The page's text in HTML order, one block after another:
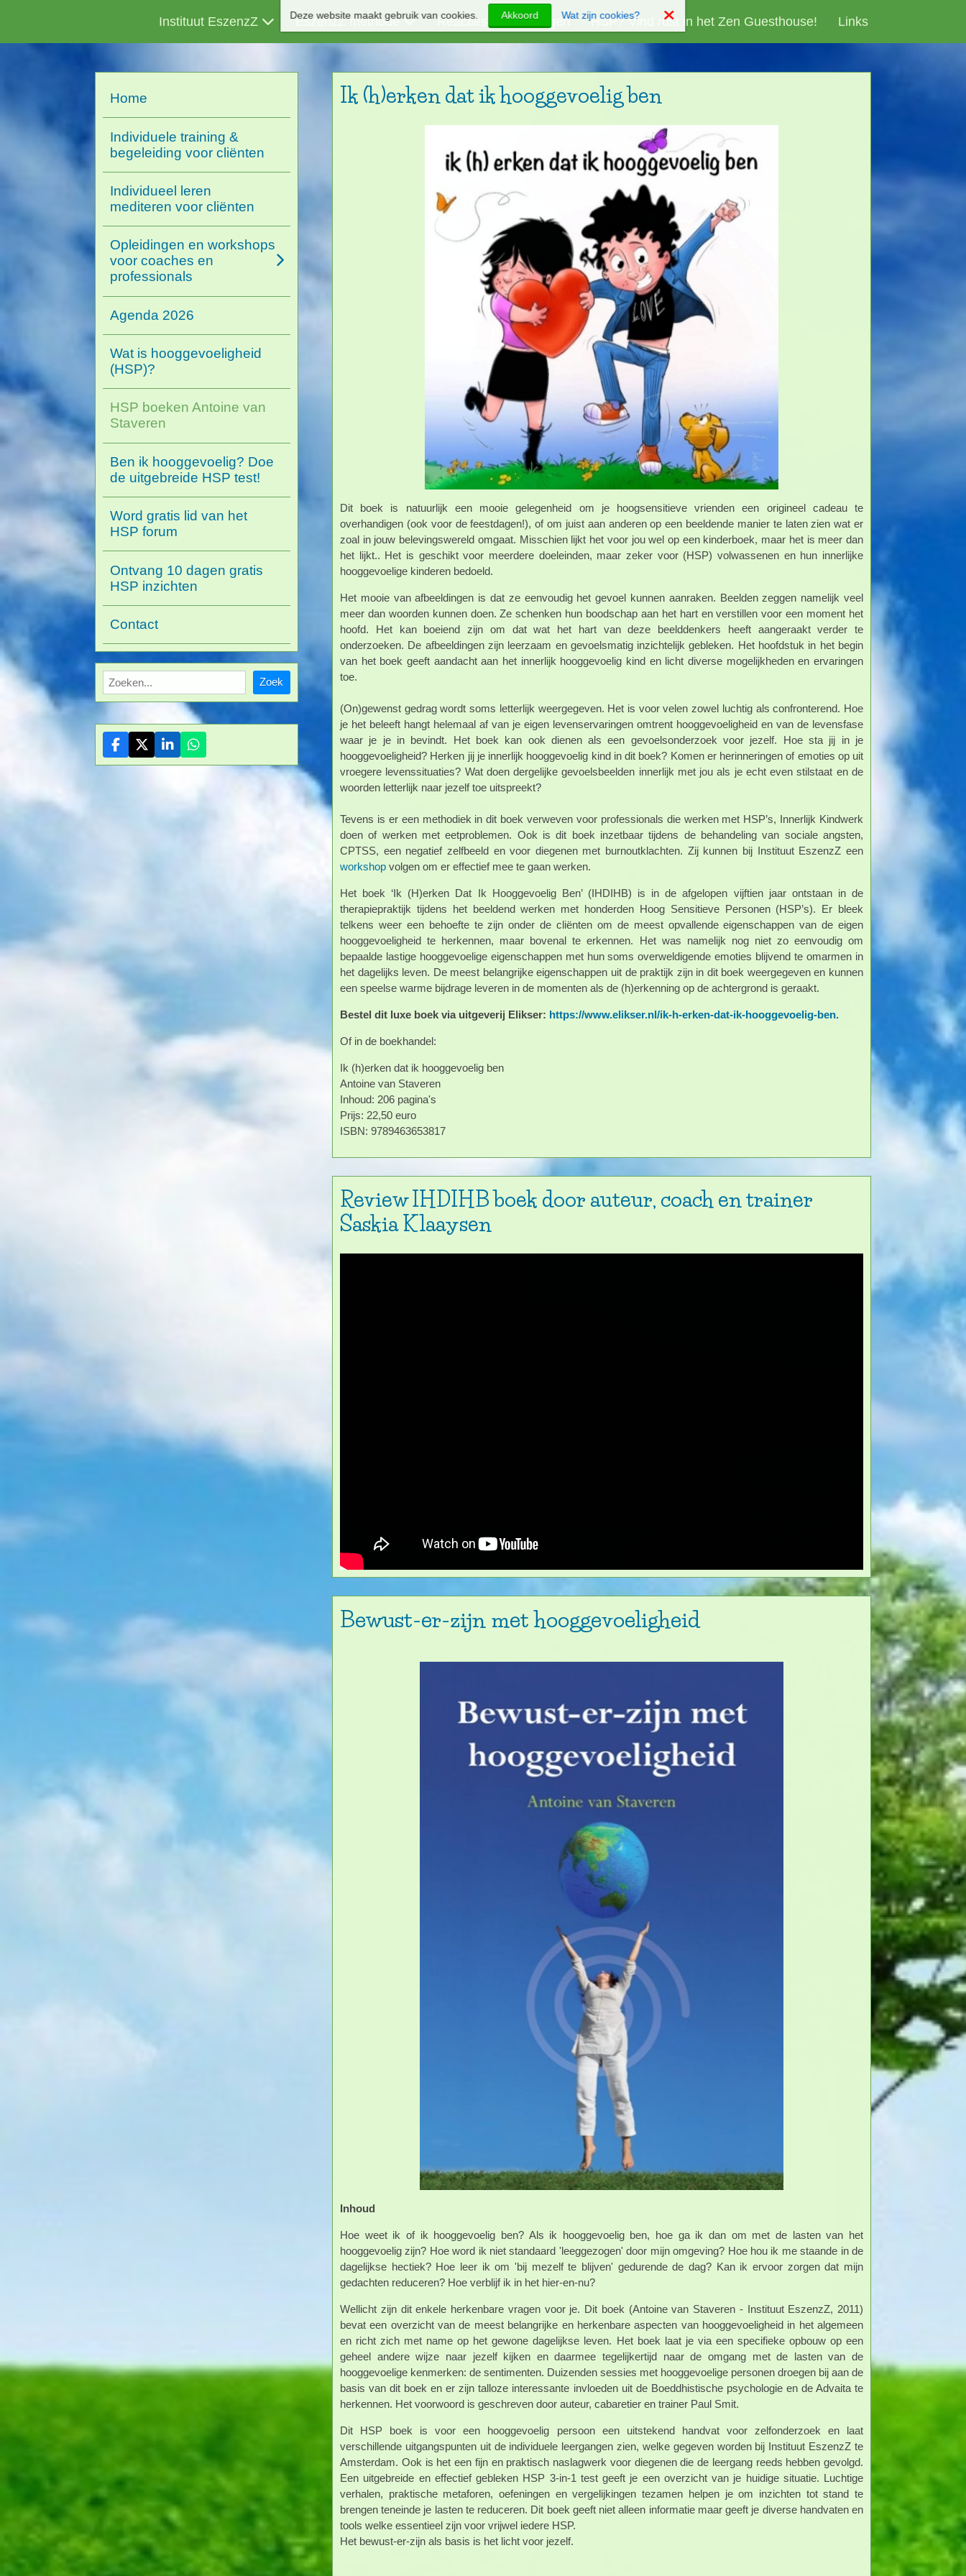
Instituut EszenzZ EszenzZ methode Reacties en ervaringen HSP? Vind rust in het Zen Guesthouse! Links
Ik (h)erken dat ik hooggevoelig ben
Dit boek is natuurlijk een mooie gelegenheid om je hoogsensitieve vrienden een origineel cadeau te
overhandigen (ook voor de feestdagen!), of om juist aan anderen op een beeldende manier te laten zien wat er
zoal in jouw belevingswereld omgaat. Misschien lijkt het voor jou wel op een kinderboek, maar het is meer dan
het lijkt.. Het is geschikt voor meerdere doeleinden, maar zeker voor (HSP) volwassenen en hun innerlijke
hooggevoelige kinderen bedoeld.
Het mooie van afbeeldingen is dat ze eenvoudig het gevoel kunnen aanraken. Beelden zeggen namelijk veel
meer dan woorden kunnen doen. Ze schenken hun boodschap aan het hart en verstillen voor een moment het
hoofd. Het kan boeiend zijn om dat wat het hart van deze beelddenkers heeft aangeraakt verder te
onderzoeken. De afbeeldingen zijn leerzaam en gevoelsmatig inzichtelijk gebleken. Het hoofdstuk in het begin
van het boek geeft aandacht aan het innerlijk hooggevoelig kind en licht diverse mogelijkheden en ervaringen
toe.
(On)gewenst gedrag wordt soms letterlijk weergegeven. Het is voor velen zowel luchtig als confronterend. Hoe
je het beleeft hangt helemaal af van je eigen levenservaringen omtrent hooggevoeligheid en van de levensfase
waar je je in bevindt. Het boek kan ook dienen als een gevoelsonderzoek voor jezelf. Hoe sta jij in je
hooggevoeligheid? Herken jij je innerlijk hooggevoelig kind in dit boek? Komen er herinneringen of emoties op uit
vroegere levenssituaties? Wat doen dergelijke gevoelsbeelden innerlijk met jou als je echt even stilstaat en de
woorden letterlijk naar jezelf toe uitspreekt?
Tevens is er een methodiek in dit boek verweven voor professionals die werken met HSP’s, Innerlijk Kindwerk
doen of werken met eetproblemen. Ook is dit boek inzetbaar tijdens de behandeling van sociale angsten,
CPTSS, een negatief zelfbeeld en voor diegenen met burnoutklachten. Zij kunnen bij Instituut EszenzZ een
workshop volgen om er effectief mee te gaan werken.
Het boek ‘Ik (H)erken Dat Ik Hooggevoelig Ben’ (IHDIHB) is in de afgelopen vijftien jaar ontstaan in de
therapiepraktijk tijdens het beeldend werken met honderden Hoog Sensitieve Personen (HSP’s). Er bleek
telkens weer een behoefte te zijn onder de cliënten om de meest opvallende eigenschappen van de eigen
hooggevoeligheid te herkennen, maar bovenal te erkennen. Het was namelijk nog niet zo eenvoudig om
bepaalde lastige hooggevoelige eigenschappen met hun soms overweldigende emoties blijvend te omarmen in
het dagelijks leven. De meest belangrijke eigenschappen uit de praktijk zijn in dit boek weergegeven en kunnen
een speelse warme bijdrage leveren in de momenten als de (h)erkenning op de achtergrond is geraakt.
Bestel dit luxe boek via uitgeverij Elikser: https://www.elikser.nl/ik-h-erken-dat-ik-hooggevoelig-ben.
Of in de boekhandel:
Ik (h)erken dat ik hooggevoelig ben
Antoine van Staveren
Inhoud: 206 pagina's
Prijs: 22,50 euro
ISBN: 9789463653817
Review IHDIHB boek door auteur, coach en trainer
Saskia Klaaysen
Bewust-er-zijn met hooggevoeligheid
Inhoud
Hoe weet ik of ik hooggevoelig ben? Als ik hooggevoelig ben, hoe ga ik dan om met de lasten van het
hooggevoelig zijn? Hoe word ik niet standaard 'leeggezogen' door mijn omgeving? Hoe hou ik me staande in de
dagelijkse hectiek? Hoe leer ik om 'bij mezelf te blijven' gedurende de dag? Kan ik ervoor zorgen dat mijn
gedachten reduceren? Hoe verblijf ik in het hier-en-nu?
Wellicht zijn dit enkele herkenbare vragen voor je. Dit boek (Antoine van Staveren - Instituut EszenzZ, 2011)
bevat een overzicht van de meest belangrijke en herkenbare aspecten van hooggevoeligheid in het algemeen
en richt zich met name op het gewone dagelijkse leven. Het boek laat je via een specifieke opbouw op een
geheel andere wijze naar jezelf kijken en daarmee tegelijkertijd naar de omgang met de lasten van de
hooggevoelige kenmerken: de sentimenten. Duizenden sessies met hooggevoelige personen droegen bij aan de
basis van dit boek en er zijn talloze interessante invloeden uit de Boeddhistische psychologie en de Advaita te
herkennen. Het voorwoord is geschreven door auteur, cabaretier en trainer Paul Smit.
Dit HSP boek is voor een hooggevoelig persoon een uitstekend handvat voor zelfonderzoek en laat
verschillende uitgangspunten uit de individuele leergangen zien, welke gegeven worden bij Instituut EszenzZ te
Amsterdam. Ook is het een fijn en praktisch naslagwerk voor diegenen die de leergang reeds hebben gevolgd.
Een uitgebreide en effectief gebleken HSP 3-in-1 test geeft je een overzicht van je huidige situatie. Luchtige
verhalen, praktische metaforen, oefeningen en vergelijkingen tezamen helpen je om inzichten tot stand te
brengen teneinde je lasten te reduceren. Dit boek geeft niet alleen informatie maar geeft je diverse handvaten en
tools welke essentieel zijn voor vrijwel iedere HSP.
Het bewust-er-zijn als basis is het licht voor jezelf.
Home
Individuele training &
begeleiding voor cliënten
Individueel leren
mediteren voor cliënten
Opleidingen en workshops
voor coaches en
professionals
Agenda 2026
Wat is hooggevoeligheid
(HSP)?
HSP boeken Antoine van
Staveren
Ben ik hooggevoelig? Doe
de uitgebreide HSP test!
Word gratis lid van het
HSP forum
Ontvang 10 dagen gratis
HSP inzichten
Contact
Deze website maakt gebruik van cookies. Akkoord Wat zijn cookies?